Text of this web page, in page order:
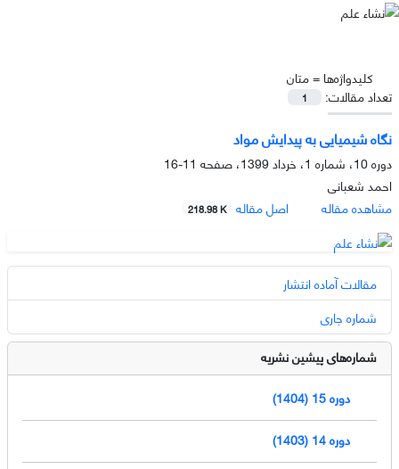
کلیدواژه‌ها =متان
تعداد مقالات:
1
نگاه شیمیایی به پیدایش مواد
دوره 10، شماره 1، خرداد 1399، صفحه
11-16
احمد شعبانی
مشاهده مقاله
اصل مقاله 218.98 K
مقالات آماده انتشار
شماره جاری
شماره‌های پیشین نشریه
دوره 15 (1404)
دوره 14 (1403)